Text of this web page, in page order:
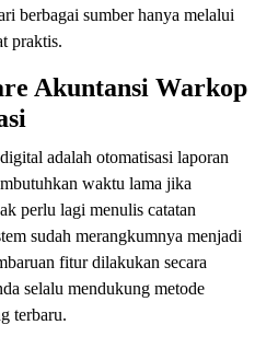
berbagai sumber hanya melalui
praktis.
Akuntansi Warkop
adalah otomatisasi laporan
waktu lama jika
perlu lagi menulis catatan
sudah merangkumnya menjadi
fitur dilakukan secara
selalu mendukung metode
terbaru.